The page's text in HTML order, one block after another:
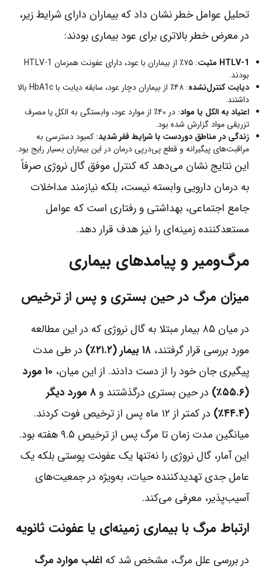
تحلیل عوامل خطر نشان داد که بیماران دارای شرایط زیر،
در معرض خطر بالاتری برای عود بیماری بودند:
HTLV-1 مثبت
: ۷۵٪ از بیماران با عود، دارای عفونت همزمان HTLV-1
بودند.
دیابت کنترل‌نشده
: ۴۸٪ از بیماران دچار عود، سابقه دیابت با HbA1c بالا
داشتند.
اعتیاد به الکل یا مواد
: در ۴۰٪ از موارد عود، وابستگی به الکل یا مصرف
تزریقی مواد گزارش شده بود.
زندگی در مناطق دوردست با شرایط فقر شدید: کمبود دسترسی به
مراقبت‌های پیگیرانه و قطع پی‌درپی درمان در این بیماران بسیار رایج بود.
این نتایج نشان می‌دهد که کنترل موفق گال نروژی صرفاً
به درمان دارویی وابسته نیست، بلکه نیازمند مداخلات
جامع اجتماعی، بهداشتی و رفتاری است که عوامل
مستعدکننده زمینه‌ای را نیز هدف قرار دهد.
مرگ‌ومیر و پیامدهای بیماری
میزان مرگ در حین بستری و پس از ترخیص
در میان ۸۵ بیمار مبتلا به گال نروژی که در این مطالعه
مورد بررسی قرار گرفتند،۱۸ بیمار (۲۱.۲٪)
در طی مدت
پیگیری جان خود را از دست دادند. از این میان،
۱۰ مورد
(۵۵.۶٪)
در حین بستری درگذشتند و ۸ مورد دیگر
(۴۴.۴٪)
در کمتر از ۱۲ ماه پس از ترخیص فوت کردند.
میانگین مدت زمان تا مرگ پس از ترخیص ۹.۵ هفته بود.
این آمار، گال نروژی را نه‌تنها یک عفونت پوستی بلکه یک
عامل جدی تهدیدکننده حیات، به‌ویژه در جمعیت‌های
آسیب‌پذیر، معرفی می‌کند.
ارتباط مرگ با بیماری زمینه‌ای یا عفونت ثانویه
در بررسی علل مرگ، مشخص شد که اغلب موارد مرگ